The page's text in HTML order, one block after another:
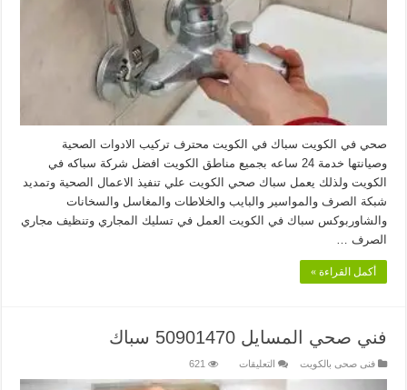
سباك
الكويت
مغلقة
صحي في الكويت سباك في الكويت محترف تركيب الادوات الصحية
وصيانتها خدمة 24 ساعه بجميع مناطق الكويت افضل شركة سباكه في
الكويت ولذلك يعمل سباك صحي الكويت علي تنفيذ الاعمال الصحية وتمديد
شبكة الصرف والمواسير والبايب والخلاطات والمغاسل والسخانات
والشاوربوكس سباك في الكويت العمل في تسليك المجاري وتنظيف مجاري
الصرف …
أكمل القراءة »
فني صحي المسايل 50901470 سباك
فنى صحى بالكويت التعليقات
صحي
621